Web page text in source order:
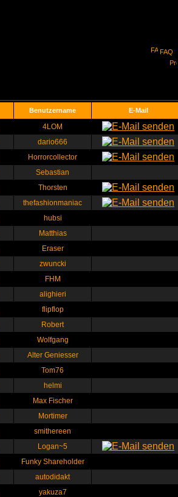
FAQ
Benutzername E-Mail
4LOM
dario666
Horrorcollector
Sebastian
Thorsten
thefashionmaniac
hubsi
Matthias
Eraser
zwuncki
FHM
alighieri
flipflop
Robert
Wolfgang
Alter Geniesser
Tom76
helmi
Max Fischer
Mortimer
smithereen
Logan~5
Funky Shareholder
autodidakt
yakuza7